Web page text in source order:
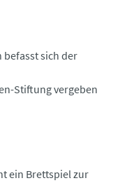
befasst sich der
Stiftung vergeben
ein Brettspiel zur